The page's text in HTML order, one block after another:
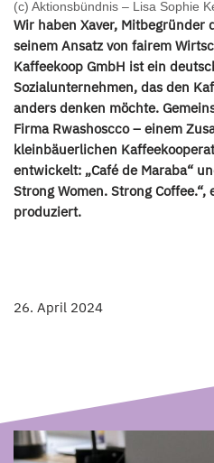
(c) Aktionsbündnis – Lisa Sophie
Wir haben Xaver, Mitbegründer
seinem Ansatz von fairem
Kaffeekoop GmbH ist ein
Sozialunternehmen, das den
anders denken möchte.
Firma Rwashoscco – einem
kleinbäuerlichen
entwickelt: „Café de Maraba“
Strong Women. Strong
produziert.
26. April 2024